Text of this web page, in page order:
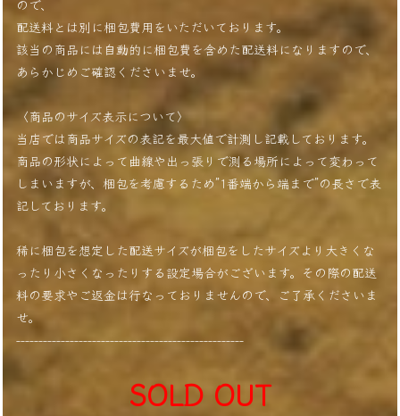
ので、
配送料とは別に梱包費用をいただいております。
該当の商品には自動的に梱包費を含めた配送料になりますので、
あらかじめご確認くださいませ。
〈商品のサイズ表示について〉
当店では商品サイズの表記を最大値で計測し記載しております。
商品の形状によって曲線や出っ張りで測る場所によって変わって
しまいますが、梱包を考慮するため”1番端から端まで”の長さで表
記しております。
稀に梱包を想定した配送サイズが梱包をしたサイズより大きくな
ったり小さくなったりする設定場合がございます。その際の配送
料の要求やご返金は行なっておりませんので、ご了承くださいま
せ。
---------------------------------------------------
SOLD OUT